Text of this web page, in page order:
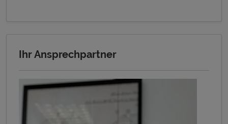
Ihr Ansprechpartner